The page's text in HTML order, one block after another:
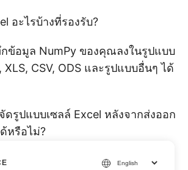
อะไรบ้างที่รองรับ?
ข้อมูล NumPy ของคุณลงในรูปแบบ
XLS, CSV, ODS และรูปแบบอื่นๆ ได้
ดรูปแบบเซลล์ Excel หลังจากส่งออก
หรือไม่?
บสไตล์ รูปแบบหมายเลข ฟังก์ชัน